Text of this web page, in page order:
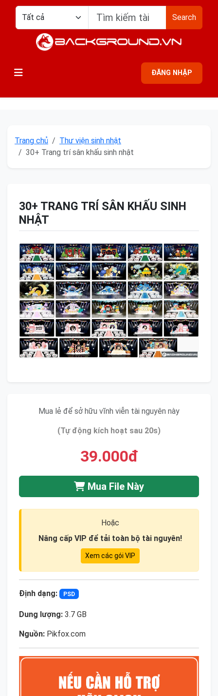
Search
ĐĂNG NHẬP
Trang chủ
Thư viện sinh nhật
30+ Trang trí sân khấu sinh nhật
30+ TRANG TRÍ SÂN KHẤU SINH
NHẬT
Mua lẻ để sở hữu vĩnh viễn tài nguyên này
(Tự động kích hoạt sau 20s)
39.000đ
Mua File Này
Hoặc
Nâng cấp VIP để tải toàn bộ tài nguyên!
Xem các gói VIP
Định dạng: PSD
Dung lượng: 3.7 GB
Nguồn: Pikfox.com